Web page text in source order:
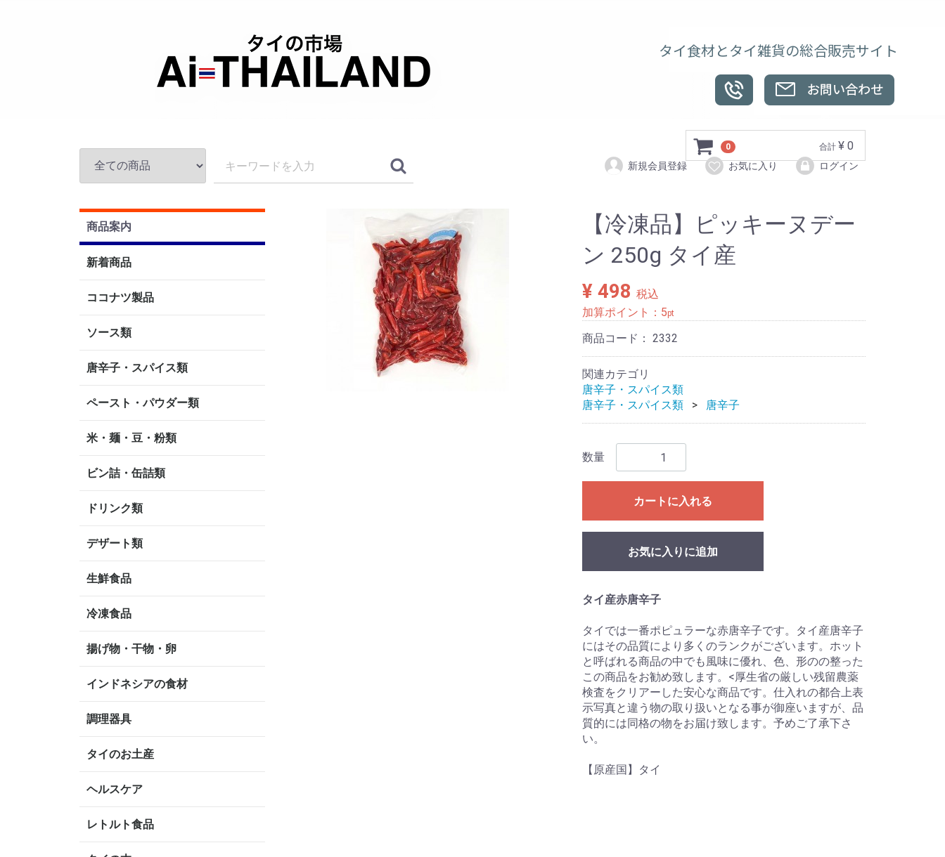
タイ食材とタイ雑貨の総合販売サイト
0 合計 ¥ 0
新規会員登録 お気に入り ログイン
商品案内
新着商品
ココナツ製品
ソース類
唐辛子・スパイス類
ペースト・パウダー類
米・麺・豆・粉類
ビン詰・缶詰類
ドリンク類
デザート類
生鮮食品
冷凍食品
揚げ物・干物・卵
インドネシアの食材
調理器具
タイのお土産
ヘルスケア
レトルト食品
【冷凍品】ピッキーヌデー
ン 250g タイ産
¥ 498 税込
加算ポイント： 5pt
商品コード： 2332
関連カテゴリ
唐辛子・スパイス類
唐辛子・スパイス類
唐辛子
数量
カートに入れる
お気に入りに追加
タイ産赤唐辛子
タイでは一番ポピュラーな赤唐辛子です。タイ産唐辛子
にはその品質により多くのランクがございます。ホット
と呼ばれる商品の中でも風味に優れ、色、形のの整った
この商品をお勧め致します。<厚生省の厳しい残留農薬
検査をクリアーした安心な商品です。仕入れの都合上表
示写真と違う物の取り扱いとなる事が御座いますが、品
質的には同格の物をお届け致します。予めご了承下さ
い。
【原産国】タイ